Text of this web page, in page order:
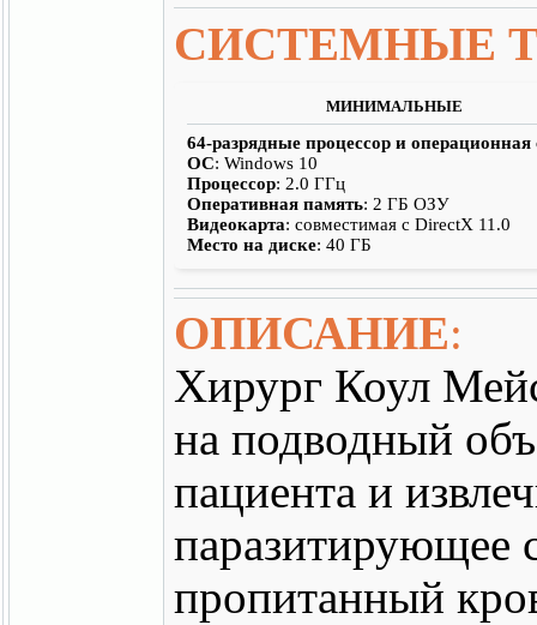
СИСТЕМНЫЕ
МИНИМАЛЬНЫЕ
64-разрядные процессор и операционная
ОС: Windows 10
Процессор: 2.0 ГГц
Оперативная память: 2 ГБ ОЗУ
Видеокарта: совместимая c DirectX 11.0
Место на диске: 40 ГБ
ОПИСАНИЕ:
Хирург Коул
на подводный
пациента и
паразитирующее
пропитанный